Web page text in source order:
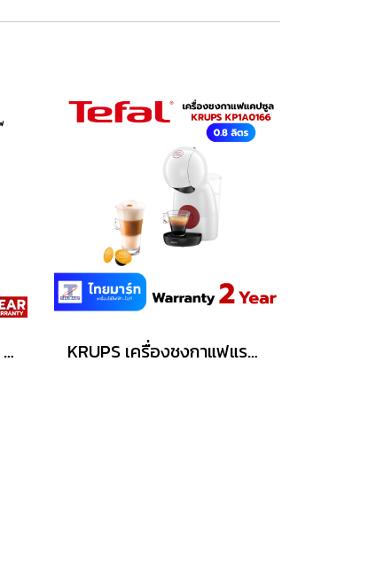
MY HOME เครื่องชงกาแฟ สีเบจ รุ่น CF002 KRUPS เครื่องชงกาแฟแรงดัน PICCOLO XS รุ่น KP1A0166 แรงดัน 15 บาร์